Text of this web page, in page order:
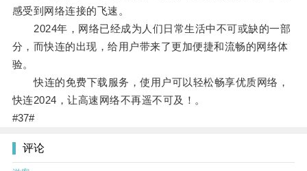
感受到网络连接的飞速。
2024年，网络已经成为人们日常生活中不可或缺的一部
分，而快连的出现，给用户带来了更加便捷和流畅的网络体
验。
快连的免费下载服务，使用户可以轻松畅享优质网络，
快连2024，让高速网络不再遥不可及！。
#37#
评论